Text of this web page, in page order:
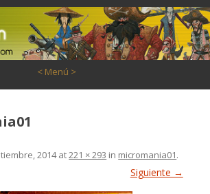
< Menú >
2014at221 × 293 in micromania01.
Siguiente →